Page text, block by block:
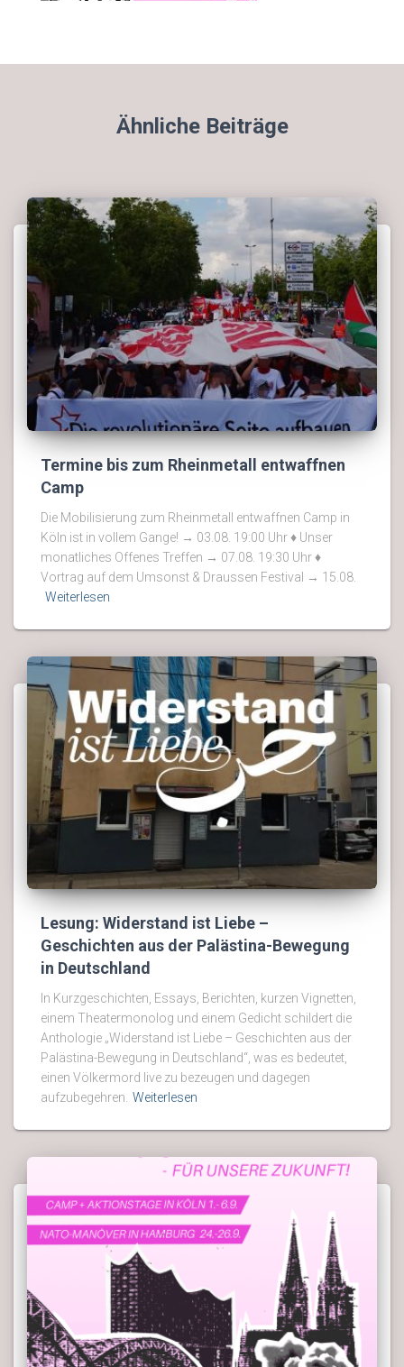
Ähnliche Beiträge
Termine bis zum Rheinmetall entwaffnen
Camp
Die Mobilisierung zum Rheinmetall entwaffnen Camp in
Köln ist in vollem Gange! → 03.08. 19:00 Uhr ♦ Unser
monatliches Offenes Treffen → 07.08. 19:30 Uhr ♦
Vortrag auf dem Umsonst & Draussen Festival → 15.08.
Weiterlesen
Lesung: Widerstand ist Liebe –
Geschichten aus der Palästina-Bewegung
in Deutschland
In Kurzgeschichten, Essays, Berichten, kurzen Vignetten,
einem Theatermonolog und einem Gedicht schildert die
Anthologie „Widerstand ist Liebe – Geschichten aus der
Palästina-Bewegung in Deutschland“, was es bedeutet,
einen Völkermord live zu bezeugen und dagegen
aufzubegehren. Weiterlesen